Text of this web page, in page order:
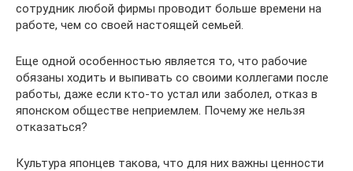
сотрудник любой фирмы проводит больше времени на
работе, чем со своей настоящей семьей.
Еще одной особенностью является то, что рабочие
обязаны ходить и выпивать со своими коллегами после
работы, даже если кто-то устал или заболел, отказ в
японском обществе неприемлем. Почему же нельзя
отказаться?
Культура японцев такова, что для них важны ценности